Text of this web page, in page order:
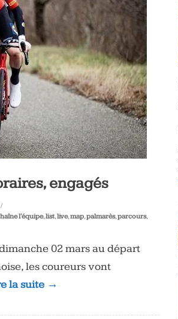
engagés
l'équipe,list,live,map,palmarès,parcours,
02 mars au départ
les coureurs vont
la suite →